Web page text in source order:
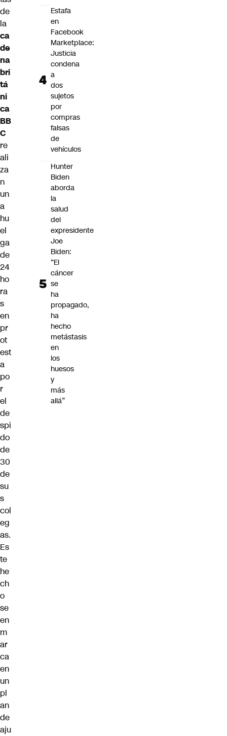
de
la
ca
de
na
bri
tá
ni
ca
BB
C
re
ali
za
n
un
a
hu
el
ga
de
24
ho
ra
s
en
pr
ot
est
a
po
r
el
de
spi
do
de
30
de
su
s
col
eg
as.
Es
te
he
ch
o
se
en
m
ar
ca
en
un
pl
an
de
aju
Estafa
en
Facebook
Marketplace:
Justicia
condena
a
dos
sujetos
por
compras
falsas
de
vehículos
Hunter
Biden
aborda
la
salud
del
expresidente
Joe
Biden:
“El
cáncer
se
ha
propagado,
ha
hecho
metástasis
en
los
huesos
y
más
allá”